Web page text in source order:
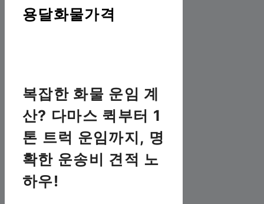
용달화물가격
복잡한 화물 운임 계
산? 다마스 퀵부터 1
톤 트럭 운임까지, 명
확한 운송비 견적 노
하우!